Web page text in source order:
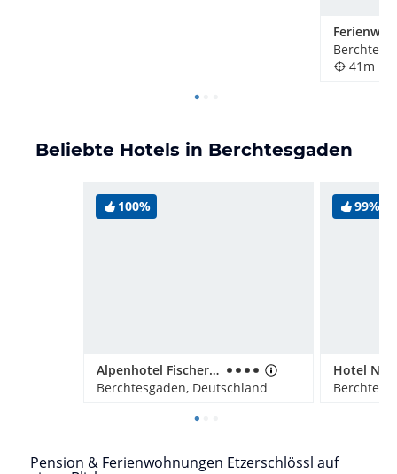
41m
Beliebte Hotels in Berchtesgaden
100%
Alpenhotel Fischer Adults Only
Berchtesgaden, Deutschland
99%
Pension & Ferienwohnungen Etzerschlössl auf